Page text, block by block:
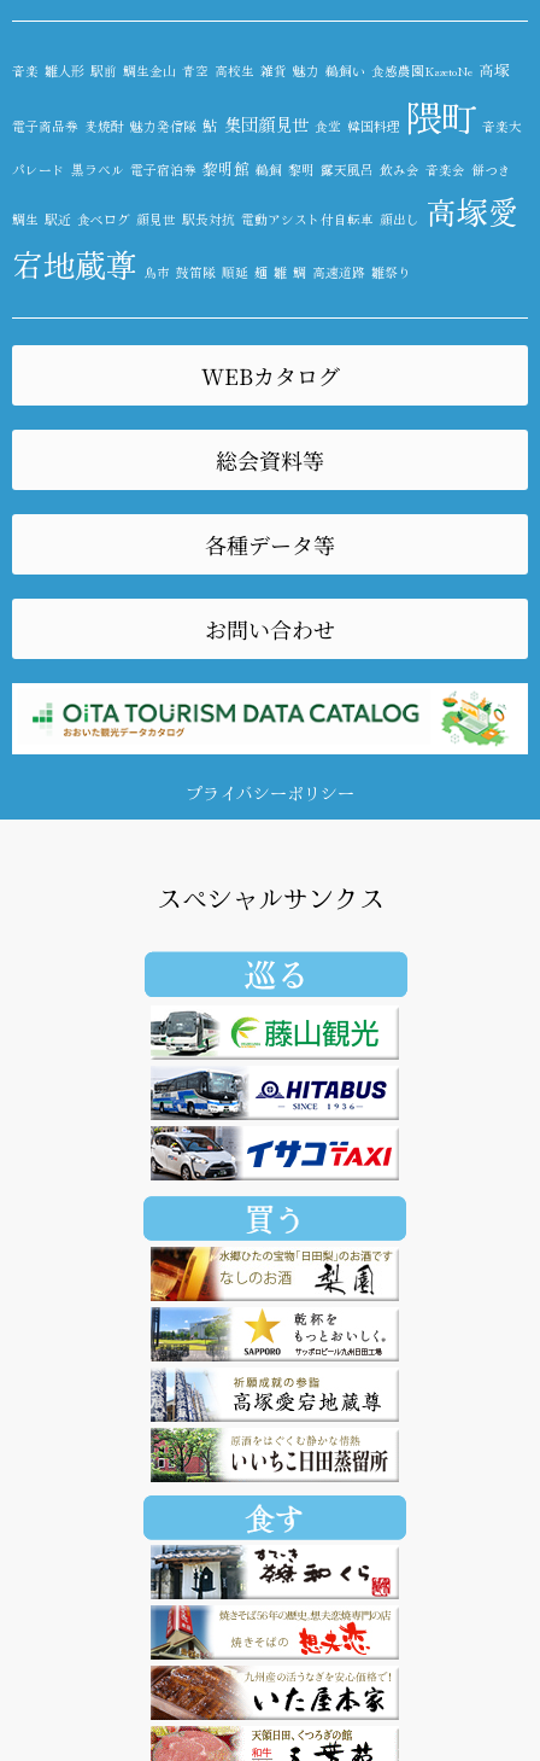
音楽 雛人形 駅前 鯛生金山 青空 高校生 雑貨 魅力 鵜飼い 食感農園KazetoNe 高塚
電子商品券 麦焼酎 魅力発信隊 鮎 集団顔見世 食堂 韓国料理 隈町 音楽大
パレード 黒ラベル 電子宿泊券 黎明館 鵜飼 黎明 露天風呂 飲み会 音楽会 餅つき
鯛生 駅近 食べログ 顔見世 駅長対抗 電動アシスト付自転車 顔出し 高塚愛
宕地蔵尊 鳥市 鼓笛隊 順延 麺 雛 鯛 高速道路 雛祭り
WEBカタログ
総会資料等
各種データ等
お問い合わせ
プライバシーポリシー
スペシャルサンクス